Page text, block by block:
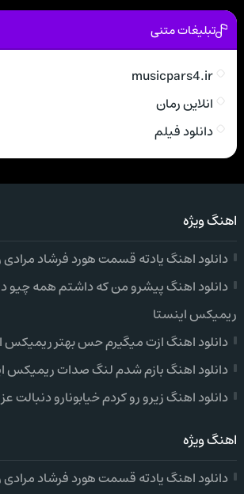
تبلیغات متنی
musicpars4.ir
انلاین رمان
دانلود فیلم
اهنگ ویژه
دانلود اهنگ یادته قسمت هورد فرشاد
دانلود اهنگ پیشرو من که داشتم همه چیو
ریمیکس اینستا
دانلود اهنگ ازت میگیرم حس بهتر ریمیکس
دانلود اهنگ بازم شدم لنگ صدات ریمیکس
دانلود اهنگ زیرو رو کردم خیابونارو
اهنگ ویژه
دانلود اهنگ یادته قسمت هورد فرشاد